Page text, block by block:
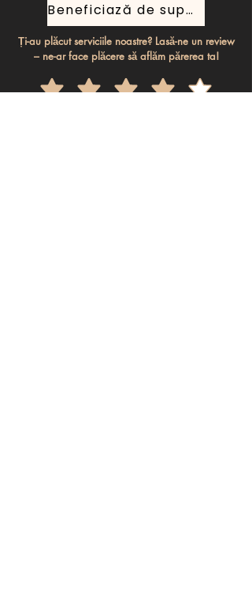
Beneficiază de suport gratuit
Ți-au plăcut serviciile noastre? Lasă-ne un review
– ne-ar face plăcere să aflăm părerea ta!